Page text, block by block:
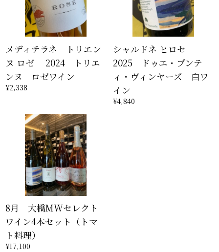
メディテラネ トリエン
ヌ ロゼ 2024 トリエ
ンヌ ロゼワイン
¥2,338
シャルドネ ヒロセ
2025 ドゥエ・プンテ
ィ・ヴィンヤーズ 白ワ
イン
¥4,840
8月 大橋MWセレクト
ワイン4本セット（トマ
ト料理）
¥17,100